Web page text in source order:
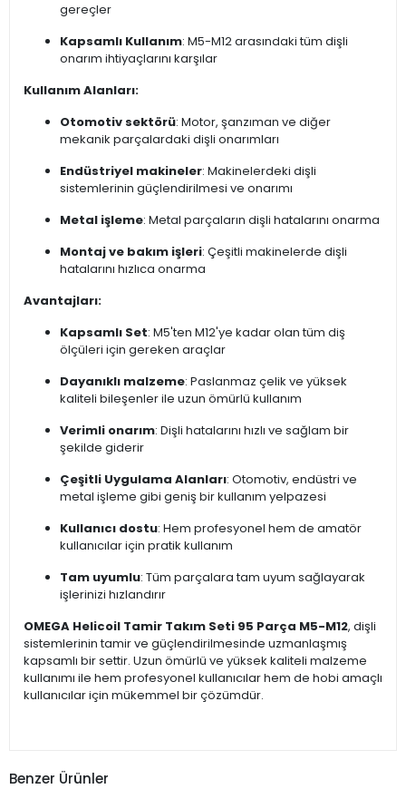
gereçler
Kapsamlı Kullanım: M5-M12 arasındaki tüm dişli
onarım ihtiyaçlarını karşılar
Kullanım Alanları:
Otomotiv sektörü: Motor, şanzıman ve diğer
mekanik parçalardaki dişli onarımları
Endüstriyel makineler: Makinelerdeki dişli
sistemlerinin güçlendirilmesi ve onarımı
Metal işleme: Metal parçaların dişli hatalarını onarma
Montaj ve bakım işleri: Çeşitli makinelerde dişli
hatalarını hızlıca onarma
Avantajları:
Kapsamlı Set: M5'ten M12'ye kadar olan tüm diş
ölçüleri için gereken araçlar
Dayanıklı malzeme: Paslanmaz çelik ve yüksek
kaliteli bileşenler ile uzun ömürlü kullanım
Verimli onarım: Dişli hatalarını hızlı ve sağlam bir
şekilde giderir
Çeşitli Uygulama Alanları: Otomotiv, endüstri ve
metal işleme gibi geniş bir kullanım yelpazesi
Kullanıcı dostu: Hem profesyonel hem de amatör
kullanıcılar için pratik kullanım
Tam uyumlu: Tüm parçalara tam uyum sağlayarak
işlerinizi hızlandırır
OMEGA Helicoil Tamir Takım Seti 95 Parça M5-M12, dişli
sistemlerinin tamir ve güçlendirilmesinde uzmanlaşmış
kapsamlı bir settir. Uzun ömürlü ve yüksek kaliteli malzeme
kullanımı ile hem profesyonel kullanıcılar hem de hobi amaçlı
kullanıcılar için mükemmel bir çözümdür.
Benzer Ürünler